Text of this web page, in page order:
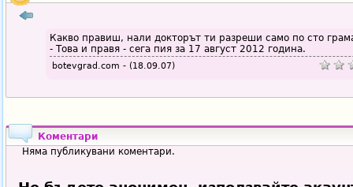
Какво правиш, нали докторът ти разреши само по сто
- Това и правя - сега пия за 17 август 2012 година.
botevgrad.com - (18.09.07)
Коментари
Няма публикувани коментари.